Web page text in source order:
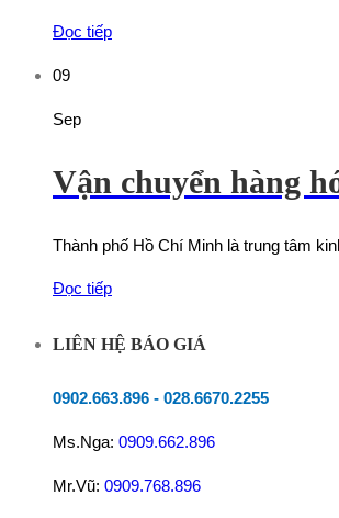
Đọc tiếp
09
Sep
Vận chuyển hàng
Thành phố Hồ Chí Minh là trung tâm
Đọc tiếp
LIÊN HỆ BÁO GIÁ
0902.663.896 - 028.6670.2255
Ms.Nga: 0909.662.896
Mr.Vũ: 0909.768.896